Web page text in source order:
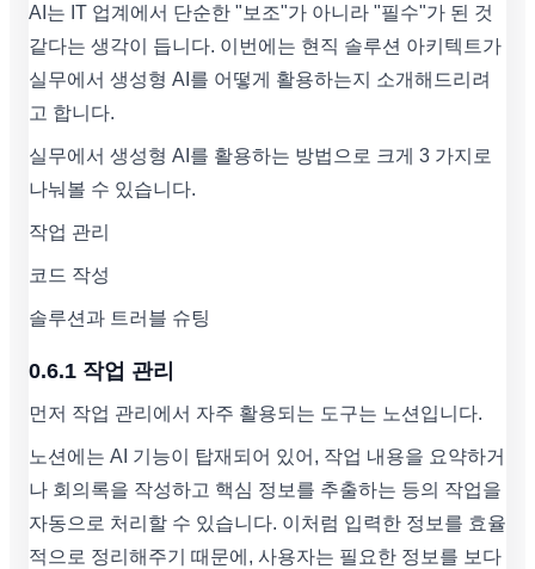
AI는 IT 업계에서 단순한 "보조"가 아니라 "필수"가 된 것
같다는 생각이 듭니다. 이번에는 현직 솔루션 아키텍트가
실무에서 생성형 AI를 어떻게 활용하는지 소개해드리려
고 합니다.
실무에서 생성형 AI를 활용하는 방법으로 크게 3 가지로
나눠볼 수 있습니다.
작업 관리
코드 작성
솔루션과 트러블 슈팅
0.6.1 작업 관리
먼저 작업 관리에서 자주 활용되는 도구는 노션입니다.
노션에는 AI 기능이 탑재되어 있어, 작업 내용을 요약하거
나 회의록을 작성하고 핵심 정보를 추출하는 등의 작업을
자동으로 처리할 수 있습니다. 이처럼 입력한 정보를 효율
적으로 정리해주기 때문에, 사용자는 필요한 정보를 보다